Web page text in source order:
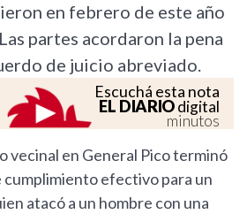
en febrero de este año
partes acordaron la pena
de juicio abreviado.
Escuchá esta nota
EL DIARIOdigital
minutos
vecinal en General Pico terminó
cumplimiento efectivo para un
atacó a un hombre con una